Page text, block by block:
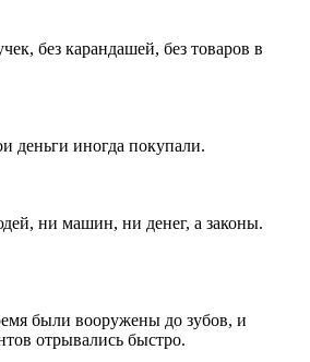
без карандашей, без товаров в
деньги иногда покупали.
ни машин, ни денег, а законы.
были вооружены до зубов, и
отрывались быстро.